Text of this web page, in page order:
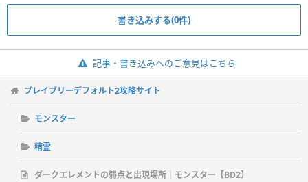
書き込みする(0件)
記事・書き込みへのご意見はこちら
ブレイブリーデフォルト2攻略サイト
モンスター
精霊
ダークエレメントの弱点と出現場所｜モンスター【BD2】